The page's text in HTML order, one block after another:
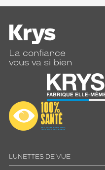
La confiance
vous va si bien
LUNETTES DE VUE